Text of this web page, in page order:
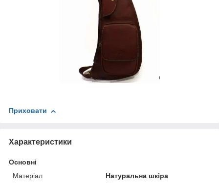
Приховати
Характеристики
Основні
Матеріал
Натуральна шкіра